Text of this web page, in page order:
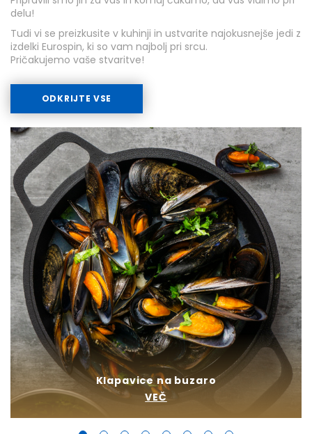
delu!
Tudi vi se preizkusite v kuhinji in ustvarite najokusnejše jedi z
izdelki Eurospin, ki so vam najbolj pri srcu.
Pričakujemo vaše stvaritve!
ODKRIJTE VSE
Klapavice na buzaro
VEČ